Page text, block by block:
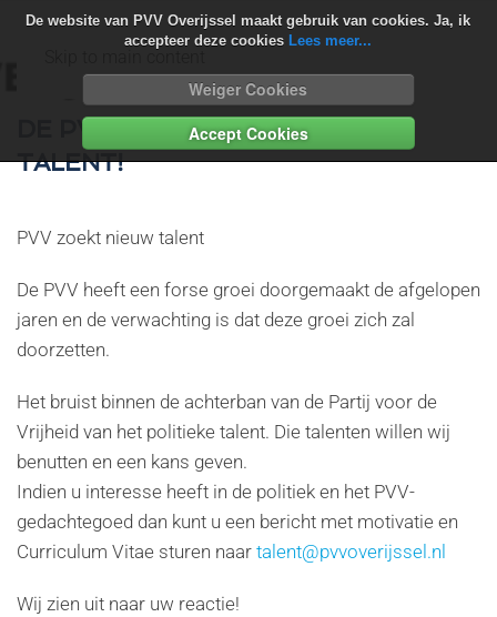
De website van PVV Overijssel maakt gebruik van cookies. Ja, ik
accepteer deze cookies Lees meer...
Weiger Cookies
Accept Cookies
Skip to main content
DE PVV OVERIJSSEL ZOEKT
TALENT!
PVV zoekt nieuw talent
De PVV heeft een forse groei doorgemaakt de afgelopen
jaren en de verwachting is dat deze groei zich zal
doorzetten.
Het bruist binnen de achterban van de Partij voor de
Vrijheid van het politieke talent. Die talenten willen wij
benutten en een kans geven.
Indien u interesse heeft in de politiek en het PVV-
gedachtegoed dan kunt u een bericht met motivatie en
Curriculum Vitae sturen naar talent@pvvoverijssel.nl
Wij zien uit naar uw reactie!